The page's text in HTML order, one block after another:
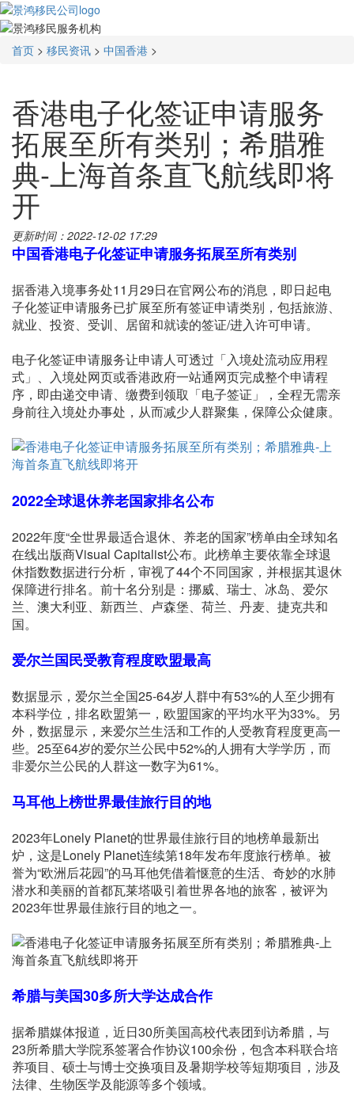
首页 > 移民资讯 > 中国香港 >
香港电子化签证申请服务
拓展至所有类别；希腊雅
典-上海首条直飞航线即将
开
更新时间：2022-12-02 17:29
中国香港电子化签证申请服务拓展至所有类别
据香港入境事务处11月29日在官网公布的消息，即日起电
子化签证申请服务已扩展至所有签证申请类别，包括旅游、
就业、投资、受训、居留和就读的签证/进入许可申请。
电子化签证申请服务让申请人可透过「入境处流动应用程
式」、入境处网页或香港政府一站通网页完成整个申请程
序，即由递交申请、缴费到领取「电子签证」，全程无需亲
身前往入境处办事处，从而减少人群聚集，保障公众健康。
2022全球退休养老国家排名公布
2022年度“全世界最适合退休、养老的国家”榜单由全球知名
在线出版商Visual Capitalist公布。此榜单主要依靠全球退
休指数数据进行分析，审视了44个不同国家，并根据其退休
保障进行排名。前十名分别是：挪威、瑞士、冰岛、爱尔
兰、澳大利亚、新西兰、卢森堡、荷兰、丹麦、捷克共和
国。
爱尔兰国民受教育程度欧盟最高
数据显示，爱尔兰全国25-64岁人群中有53%的人至少拥有
本科学位，排名欧盟第一，欧盟国家的平均水平为33%。另
外，数据显示，来爱尔兰生活和工作的人受教育程度更高一
些。25至64岁的爱尔兰公民中52%的人拥有大学学历，而
非爱尔兰公民的人群这一数字为61%。
马耳他上榜世界最佳旅行目的地
2023年Lonely Planet的世界最佳旅行目的地榜单最新出
炉，这是Lonely Planet连续第18年发布年度旅行榜单。被
誉为“欧洲后花园”的马耳他凭借着惬意的生活、奇妙的水肺
潜水和美丽的首都瓦莱塔吸引着世界各地的旅客，被评为
2023年世界最佳旅行目的地之一。
希腊与美国30多所大学达成合作
据希腊媒体报道，近日30所美国高校代表团到访希腊，与
23所希腊大学院系签署合作协议100余份，包含本科联合培
养项目、硕士与博士交换项目及暑期学校等短期项目，涉及
法律、生物医学及能源等多个领域。